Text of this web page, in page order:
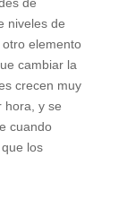
niveles de
elemento
cambiar la
crecen muy
hora, y se
cuando
los